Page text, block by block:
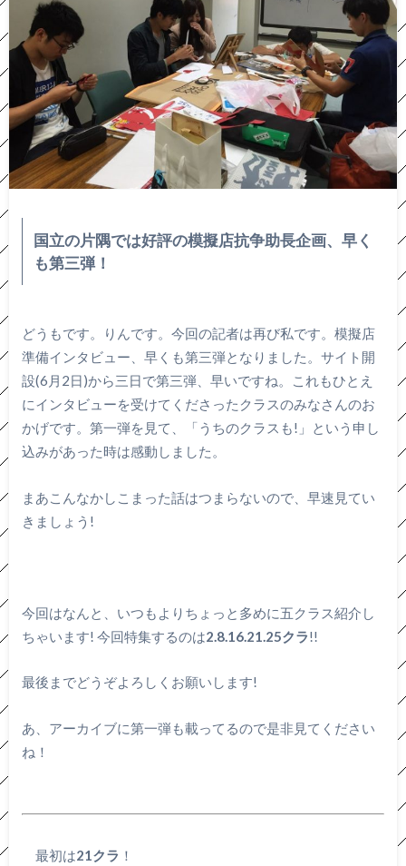
国立の片隅では好評の模擬店抗争助長企画、早く
も第三弾！
どうもです。りんです。今回の記者は再び私です。模擬店
準備インタビュー、早くも第三弾となりました。サイト開
設(6月2日)から三日で第三弾、早いですね。これもひとえ
にインタビューを受けてくださったクラスのみなさんのお
かげです。第一弾を見て、「うちのクラスも!」という申し
込みがあった時は感動しました。
まあこんなかしこまった話はつまらないので、早速見てい
きましょう!
今回はなんと、いつもよりちょっと多めに五クラス紹介し
ちゃいます! 今回特集するのは2.8.16.21.25クラ!!
最後までどうぞよろしくお願いします!
あ、アーカイブに第一弾も載ってるので是非見てください
ね！
最初は21クラ ！